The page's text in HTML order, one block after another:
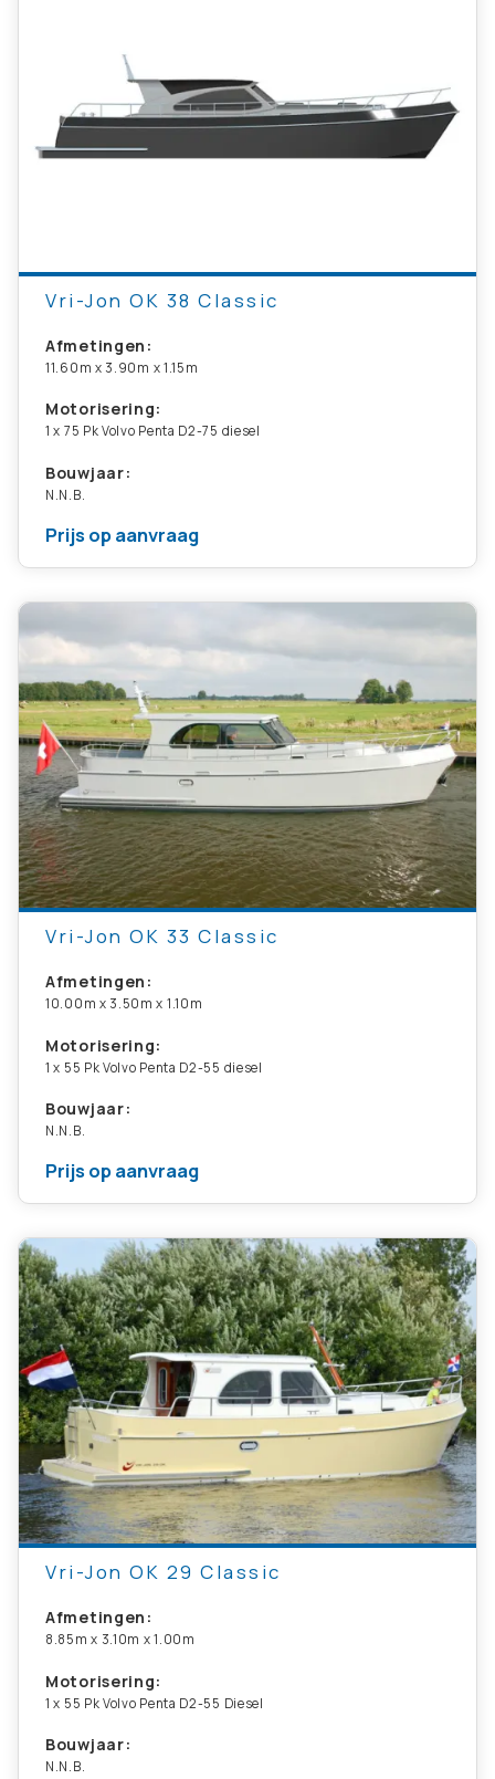
Vri-Jon OK 38 Classic
Afmetingen:
11.60m x 3.90m x 1.15m
Motorisering:
1 x 75 Pk Volvo Penta D2-75 diesel
Bouwjaar:
N.N.B.
Prijs op aanvraag
Vri-Jon OK 33 Classic
Afmetingen:
10.00m x 3.50m x 1.10m
Motorisering:
1 x 55 Pk Volvo Penta D2-55 diesel
Bouwjaar:
N.N.B.
Prijs op aanvraag
Vri-Jon OK 29 Classic
Afmetingen:
8.85m x 3.10m x 1.00m
Motorisering:
1 x 55 Pk Volvo Penta D2-55 Diesel
Bouwjaar:
N.N.B.